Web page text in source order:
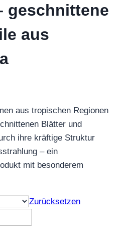
geschnittene
aus
aus tropischen Regionen
Blätter und
ihre kräftige Struktur
– ein
mit besonderem
Zurücksetzen